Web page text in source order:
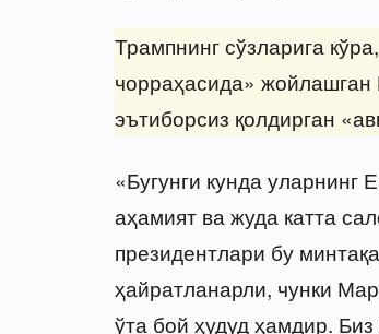
Трампнинг сўзларига
чорраҳасида»
эътиборсиз қолдирган
«Бугунги кунда уларнинг
аҳамият ва жуда катта
президентлари бу
ҳайратланарли, чунки
ўта бой ҳудуд ҳамдир.